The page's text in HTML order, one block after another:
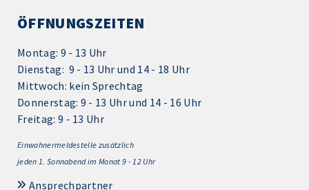
ÖFFNUNGSZEITEN
Montag: 9 - 13 Uhr
Dienstag: 9 - 13 Uhr und 14 - 18 Uhr
Mittwoch: kein Sprechtag
Donnerstag: 9 - 13 Uhr und 14 - 16 Uhr
Freitag: 9 - 13 Uhr
Einwohnermeldestelle zusätzlich
jeden 1. Sonnabend im Monat 9 - 12 Uhr
Ansprechpartner